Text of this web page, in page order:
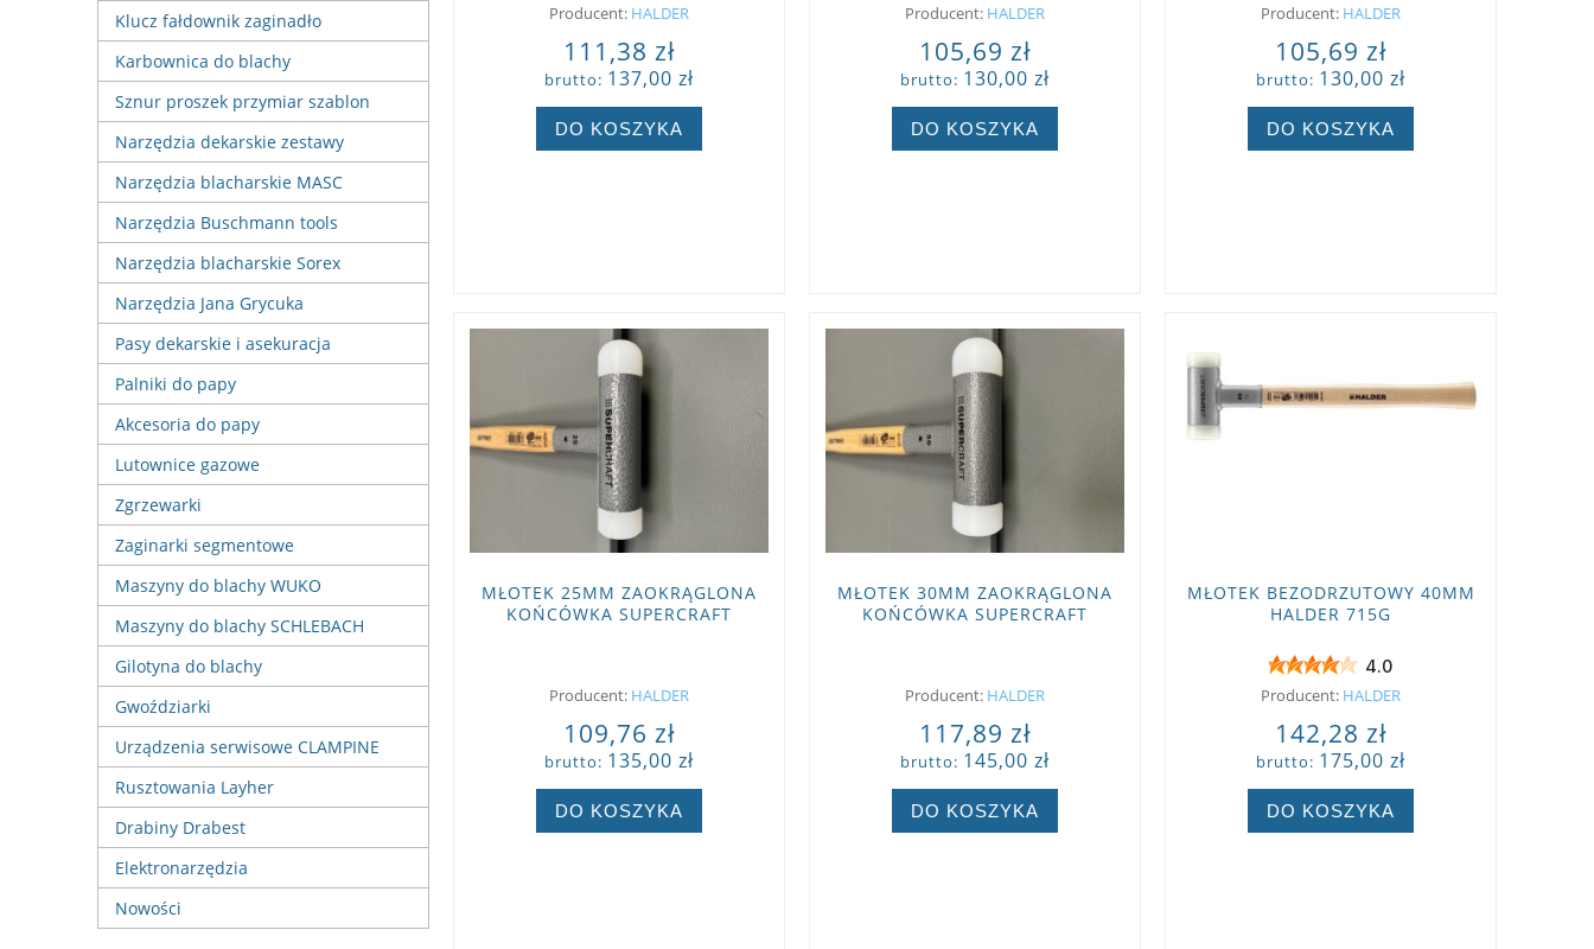
Klucz fałdownik zaginadło
Karbownica do blachy
Sznur proszek przymiar szablon
Narzędzia dekarskie zestawy
Narzędzia blacharskie MASC
Narzędzia Buschmann tools
Narzędzia blacharskie Sorex
Narzędzia Jana Grycuka
Pasy dekarskie i asekuracja
Palniki do papy
Akcesoria do papy
Lutownice gazowe
Zgrzewarki
Zaginarki segmentowe
Maszyny do blachy WUKO
Maszyny do blachy SCHLEBACH
Gilotyna do blachy
Gwoździarki
Urządzenia serwisowe CLAMPINE
Rusztowania Layher
Drabiny Drabest
Elektronarzędzia
Nowości
Producent: HALDER
111,38 zł
brutto: 137,00 zł
DO KOSZYKA
Producent: HALDER
105,69 zł
brutto: 130,00 zł
DO KOSZYKA
Producent: HALDER
105,69 zł
brutto: 130,00 zł
DO KOSZYKA
MŁOTEK 25MM ZAOKRĄGLONA
KOŃCÓWKA SUPERCRAFT
Producent: HALDER
109,76 zł
brutto: 135,00 zł
DO KOSZYKA
MŁOTEK 30MM ZAOKRĄGLONA
KOŃCÓWKA SUPERCRAFT
Producent: HALDER
117,89 zł
brutto: 145,00 zł
DO KOSZYKA
MŁOTEK BEZODRZUTOWY 40MM
HALDER 715G
4.0
Producent: HALDER
142,28 zł
brutto: 175,00 zł
DO KOSZYKA